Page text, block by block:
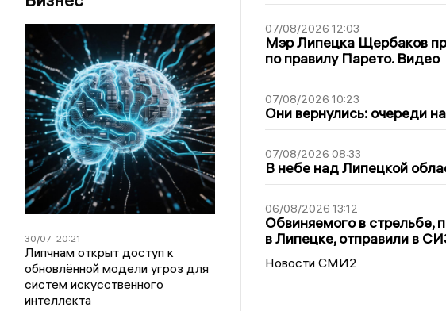
30/07 20:21
Липчнам открыт доступ к
обновлённой модели угроз для
систем искусственного
интеллекта
07/08/2026 12:03
Мэр Липецка Щербаков
по правилу Парето. Видео
07/08/2026 10:23
Они вернулись: очереди
07/08/2026 08:33
В небе над Липецкой
06/08/2026 13:12
Обвиняемого в стрельбе,
в Липецке, отправили в
Новости СМИ2